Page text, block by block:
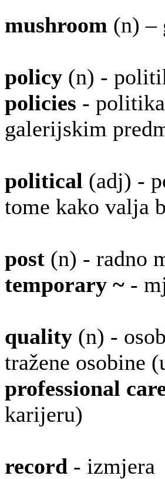
mushroom (n) –
policy (n) -
policies -
galerijskim
political (adj) -
tome kako valja
post (n) - radno
temporary ~ -
quality (n) -
tražene osobine
professional
karijeru)
record - izmjera